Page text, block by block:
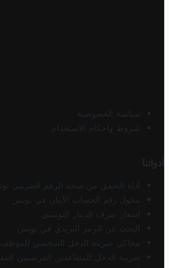
سياسة الخصوصية
شروط وأحكام الاستخدام
أدواتنا
أداة التحقق من صحة الرقم الضريبي
محول رقم الحساب الآيبان في تونس
أسعار صرف الدينار التونسي
البحث عن الرمز البريدي في تونس
محاكي ضريبة الدخل الشخصي للموظف/
ضريبة الدخل للمتقاعدين الفرنسيين